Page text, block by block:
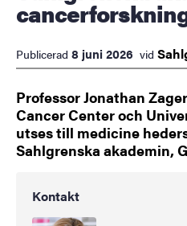
Publicerad 8 juni 2026 vid
Professor Jonathan
Cancer Center och
utses till medicine
Sahlgrenska akademin,
Kontakt